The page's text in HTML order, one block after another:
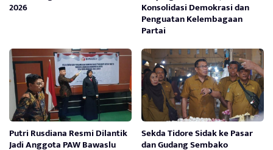
2026 Konsolidasi Demokrasi dan
Penguatan Kelembagaan
Partai
Putri Rusdiana Resmi Dilantik
Jadi Anggota PAW Bawaslu
Sekda Tidore Sidak ke Pasar
dan Gudang Sembako